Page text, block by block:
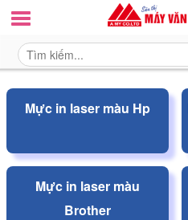
Mực in laser màu Hp
Mực in laser màu
Brother